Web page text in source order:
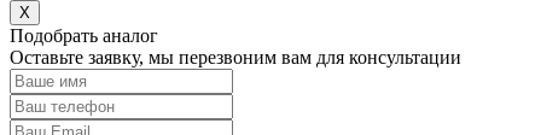
X
Подобрать аналог
Оставьте заявку, мы перезвоним вам для консультации